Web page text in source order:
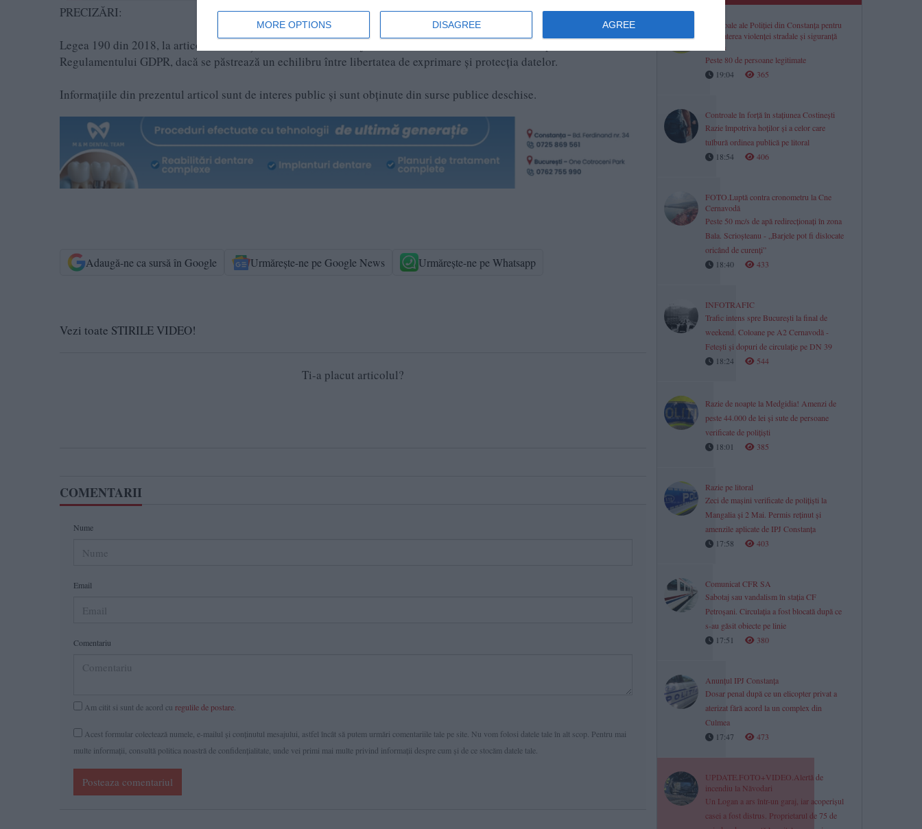
MORE OPTIONS DISAGREE AGREE
PRECIZĂRI:
Legea 190 din 2018, la articolul 7, menţionează că activitatea jurnalistică este exonerată de la unele prevederi ale
Regulamentului GDPR, dacă se păstrează un echilibru între libertatea de exprimare şi protecţia datelor.
Informațiile din prezentul articol sunt de interes public și sunt obținute din surse publice deschise.
Adaugă-ne ca sursă în Google Urmărește-ne pe Google News Urmărește-ne pe Whatsapp
Vezi toate STIRILE VIDEO!
Ti-a placut articolul?
COMENTARII
Nume
Email
Comentariu
Am citit si sunt de acord cu regulile de postare
Acest formular colectează numele, e-mailul şi conținutul mesajului, astfel încât să putem urmări comentariile tale pe site. Nu vom folosi datele tale în alt scop. Pentru mai
multe informaţii, consultă politica noastră de confidenţialitate, unde vei primi mai multe privind informaţii despre cum și de ce stocăm datele tale.
Posteaza comentariul
Controale ale Poliției din Constanța pentru
combaterea violenței stradale și siguranță
rutieră
Peste 80 de persoane legitimate
19:04
365
Controale în forță în stațiunea Costinești
Razie împotriva hoților și a celor care
tulbură ordinea publică pe litoral
18:54
406
FOTO.Luptă contra cronometru la Cne
Cernavodă
Peste 50 mc/s de apă redirecționați în zona
Bala. Scrioșteanu - „Barjele pot fi dislocate
oricând de curenți”
18:40
433
INFOTRAFIC
Trafic intens spre București la final de
weekend. Coloane pe A2 Cernavodă -
Fetești și dopuri de circulație pe DN 39
18:24
544
Razie de noapte la Medgidia! Amenzi de
peste 44.000 de lei și sute de persoane
verificate de polițiști
18:01
385
Razie pe litoral
Zeci de mașini verificate de polițiști la
Mangalia și 2 Mai. Permis reținut și
amenzile aplicate de IPJ Constanța
17:58
403
Comunicat CFR SA
Sabotaj sau vandalism în stația CF
Petroșani. Circulația a fost blocată după ce
s-au găsit obiecte pe linie
17:51
380
Anunțul IPJ Constanța
Dosar penal după ce un elicopter privat a
aterizat fără acord la un complex din
Culmea
17:47
473
UPDATE.FOTO+VIDEO.Alertă de
incendiu la Năvodari
Un Logan a ars într-un garaj, iar acoperișul
casei a fost distrus. Proprietarul de 75 de